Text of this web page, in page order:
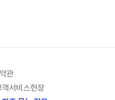
관
객서비스헌장